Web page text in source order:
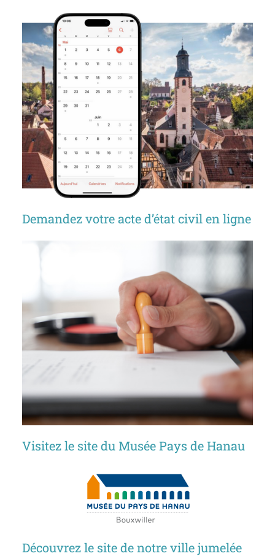
Demandez votre acte d’état civil en ligne
Visitez le site du Musée Pays de Hanau
Découvrez le site de notre ville jumelée